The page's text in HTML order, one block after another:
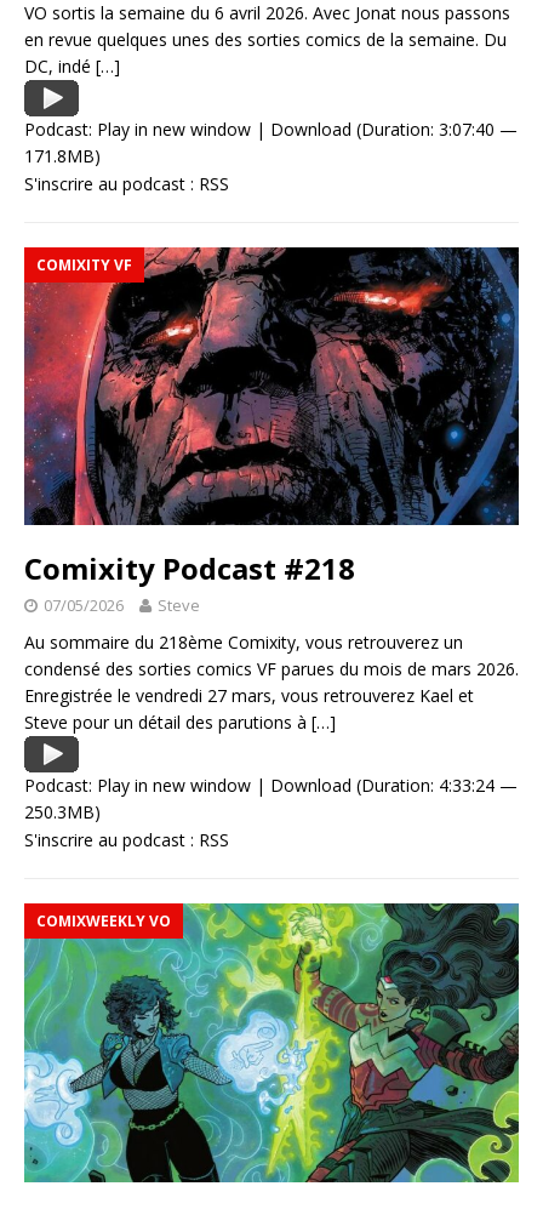
VO sortis la semaine du 6 avril 2026. Avec Jonat nous passons
en revue quelques unes des sorties comics de la semaine. Du
DC, indé […]
Podcast: Play in new window | Download (Duration: 3:07:40 —
171.8MB)
S'inscrire au podcast : RSS
COMIXITY VF
Comixity Podcast #218
07/05/2026 Steve
Au sommaire du 218ème Comixity, vous retrouverez un
condensé des sorties comics VF parues du mois de mars 2026.
Enregistrée le vendredi 27 mars, vous retrouverez Kael et
Steve pour un détail des parutions à […]
Podcast: Play in new window | Download (Duration: 4:33:24 —
250.3MB)
S'inscrire au podcast : RSS
COMIXWEEKLY VO